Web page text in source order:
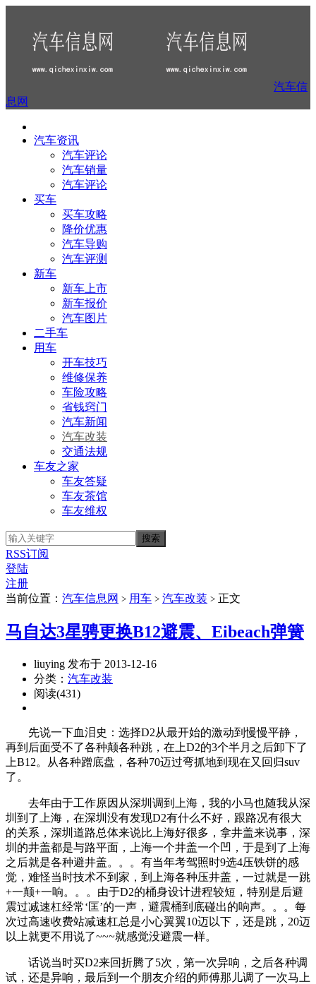
汽车信
息网
汽车资讯
汽车评论
汽车销量
汽车评论
买车
买车攻略
降价优惠
汽车导购
汽车评测
新车
新车上市
新车报价
汽车图片
二手车
用车
开车技巧
维修保养
车险攻略
省钱窍门
汽车新闻
汽车改装
交通法规
车友之家
车友答疑
车友茶馆
车友维权
RSS订阅
登陆
注册
当前位置： 汽车信息网 > 用车 > 汽车改装 > 正文
马自达3星骋更换B12避震、Eibeach弹簧
liuying 发布于 2013-12-16
分类： 汽车改装
阅读(431)
先说一下血泪史：选择D2从最开始的激动到慢慢平静，
再到后面受不了各种颠各种跳，在上D2的3个半月之后卸下了
上B12。从各种蹭底盘，各种70迈过弯抓地到现在又回归suv
了。
去年由于工作原因从深圳调到上海，我的小马也随我从深
圳到了上海，在深圳没有发现D2有什么不好，跟路况有很大
的关系，深圳道路总体来说比上海好很多，拿井盖来说事，深
圳的井盖都是与路平面，上海一个井盖一个凹，于是到了上海
之后就是各种避井盖。。。有当年考驾照时9选4压铁饼的感
觉，难怪当时技术不到家，到上海各种压井盖，一过就是一跳
+一颠+一响。。。由于D2的桶身设计进程较短，特别是后避
震过减速杠经常‘匡’的一声，避震桶到底碰出的响声。。。每
次过高速收费站减速杠总是小心翼翼10迈以下，还是跳，20迈
以上就更不用说了~~~就感觉没避震一样。
话说当时买D2来回折腾了5次，第一次异响，之后各种调
试，还是异响，最后到一个朋友介绍的师傅那儿调了一次马上